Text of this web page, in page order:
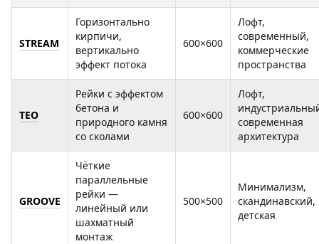
STREAM
Горизонтально
кирпичи,
вертикально
эффект потока
600×600
Лофт,
современный,
коммерческие
пространства
TEO
Рейки с эффектом
бетона и
природного камня
со сколами
600×600
Лофт,
современная
архитектура
GROOVE
Чёткие
параллельные
рейки —
линейный или
шахматный
монтаж
500×500
Минимализм,
скандинавский,
детская